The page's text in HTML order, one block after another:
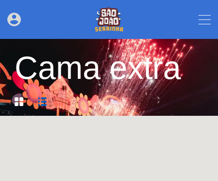
Cama extra